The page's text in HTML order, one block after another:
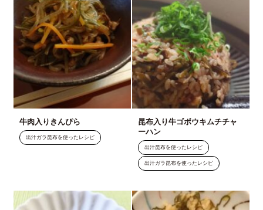
牛肉入りきんぴら
出汁ガラ昆布を使ったレシピ
昆布入り牛ゴボウキムチチャ
ーハン
出汁昆布を使ったレシピ
出汁ガラ昆布を使ったレシピ